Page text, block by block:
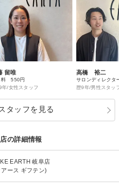
留唯
料 550円
年/女性スタッフ
高橋 裕二
サロンディレクタ
歴9年/男性スタッ
タッフを見る
の詳細情報
EARTH 岐阜店
ース ギフテン)